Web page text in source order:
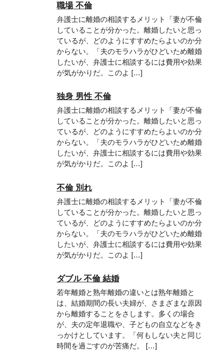
職場 不倫
弁護士に離婚の相談するメリット「妻が不倫
していることが分かった。離婚したいと思っ
ているが、どのようにすすめたらよいのか分
からない。「夫のモラハラがひどいため離婚
したいが、弁護士に相談するには費用や効果
が気がかりだ。このよ […]
独身 男性 不倫
弁護士に離婚の相談するメリット「妻が不倫
していることが分かった。離婚したいと思っ
ているが、どのようにすすめたらよいのか分
からない。「夫のモラハラがひどいため離婚
したいが、弁護士に相談するには費用や効果
が気がかりだ。このよ […]
不倫 別れ
弁護士に離婚の相談するメリット「妻が不倫
していることが分かった。離婚したいと思っ
ているが、どのようにすすめたらよいのか分
からない。「夫のモラハラがひどいため離婚
したいが、弁護士に相談するには費用や効果
が気がかりだ。このよ […]
ダブル 不倫 結婚
若年離婚と熟年離婚の違いとは熟年離婚と
は、結婚期間の長い夫婦が、さまざまな原因
から離婚することをさします。多くの場合
が、夫の定年退職や、子どもの自立などをき
っかけとしています。「何もしない夫と同じ
時間を過ごすのが苦痛だ。 […]